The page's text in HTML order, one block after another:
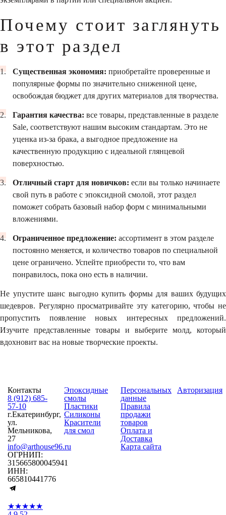
Почему стоит заглянуть
в этот раздел
Существенная экономия: приобретайте проверенные и
популярные формы по значительно сниженной цене,
освобождая бюджет для других материалов для творчества.
Гарантия качества: все товары, представленные в разделе
Sale, соответствуют нашим высоким стандартам. Это не
уценка из-за брака, а выгодное предложение на
качественную продукцию с идеальной глянцевой
поверхностью.
Отличный старт для новичков: если вы только начинаете
свой путь в работе с эпоксидной смолой, этот раздел
поможет собрать базовый набор форм с минимальными
вложениями.
Ограниченное предложение: ассортимент в этом разделе
постоянно меняется, и количество товаров по специальной
цене ограничено. Успейте приобрести то, что вам
понравилось, пока оно есть в наличии.
Не упустите шанс выгодно купить формы для ваших будущих
шедевров. Регулярно просматривайте эту категорию, чтобы не
пропустить появление новых интересных предложений.
Изучите представленные товары и выберите молд, который
вдохновит вас на новые творческие проекты.
Контакты
8 (912) 685-
57-10
г.Екатеринбург,
ул.
Мельникова,
27
info@arthouse96.ru
ОГРНИП:
315665800045941
ИНН:
665810441776
★★★★★
Эпоксидные
смолы
Пластики
Силиконы
Красители
для смол
Персональных
данные
Правила
продажи
товаров
Оплата и
Доставка
Карта сайта
Авторизация